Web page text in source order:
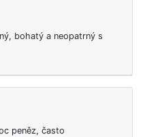
bohatý a neopatrný s
peněz, často